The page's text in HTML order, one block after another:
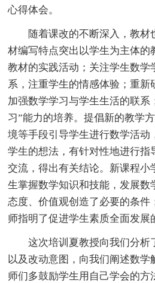
心得体会。
随着课改的不断深入，教材
材编写特点突出以学生为主体的
教材的实践活动；关注学生数学
系，注重学生的情感体验；重新
加强数学学习与学生生活的联系
习”能力的培养。提倡新的教学
境等手段引导学生进行数学活动
学生的想法，有针对性地进行指
交流，得出有关结论。新课程小
生掌握数学知识和技能，发展数
态度、价值观创造了必要的条件
师指明了促进学生素质全面发展
这次培训夏教授向我们分析
以及改动意图，向我们阐述数学
师们多鼓励学生用自己学会的方